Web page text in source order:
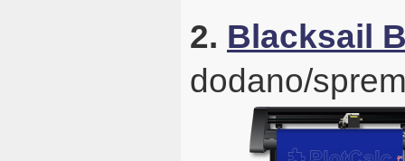
2. Blacksail
dodano/